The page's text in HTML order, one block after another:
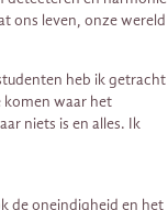
ons leven, onze wereld
heb ik getracht
komen waar het
niets is en alles. Ik
de oneindigheid en het